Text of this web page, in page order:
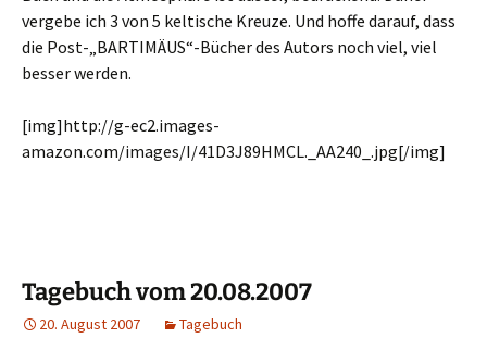
vergebe ich 3 von 5 keltische Kreuze. Und hoffe darauf, dass
die Post-„BARTIMÄUS“-Bücher des Autors noch viel, viel
besser werden.
[img]http://g-ec2.images-
amazon.com/images/I/41D3J89HMCL._AA240_.jpg[/img]
Tagebuch vom 20.08.2007
20. August 2007 Tagebuch